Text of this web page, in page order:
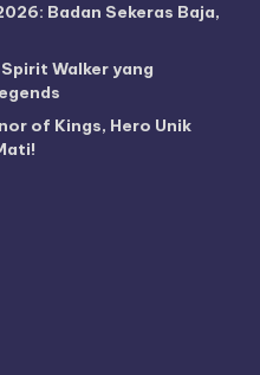
Badan Sekeras Baja,
Walker yang
of Kings, Hero Unik